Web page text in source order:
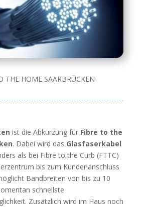
THE HOME SAARBRÜCKEN
ist die Abkürzung für Fibre to the
. Dabei wird das Glasfaserkabel
als bei Fibre to the Curb (FTTC)
bis zum Kundenanschluss
Bandbreiten von bis zu 10
schnellste
Zusätzlich wird im Haus noch